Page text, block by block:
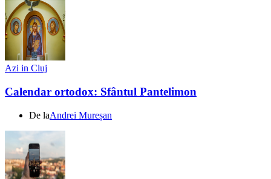
Azi in Cluj
Calendar ortodox: Sfântul Pantelimon
De laAndrei Mureșan